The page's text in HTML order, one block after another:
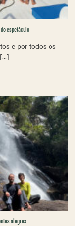
espetáculo
e por todos os
alegres